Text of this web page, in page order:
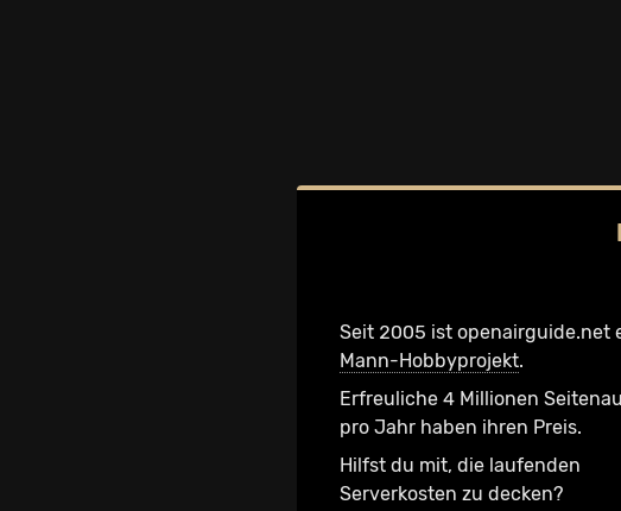
Seit 2005 ist openairguide.net
Mann-Hobbyprojekt.
Erfreuliche 4 Millionen
pro Jahr haben ihren Preis.
Hilfst du mit, die laufenden
Serverkosten zu decken?